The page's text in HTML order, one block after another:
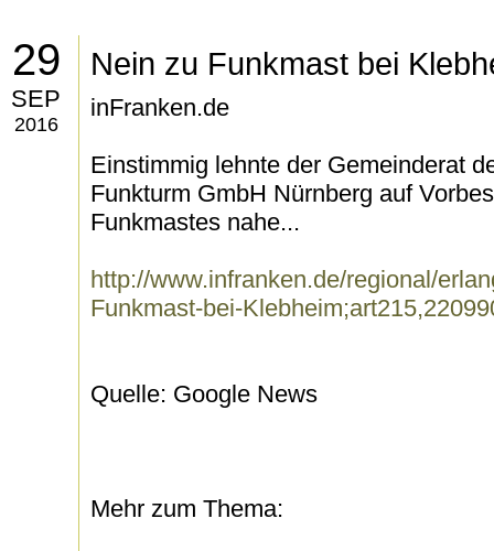
29
SEP
2016
Nein zu Funkmast bei
inFranken.de
Einstimmig lehnte der Gemeinderat
Funkturm GmbH Nürnberg auf
Funkmastes nahe...
http://www.infranken.de/regional/
Funkmast-bei-
Quelle: Google News
Mehr zum Thema: